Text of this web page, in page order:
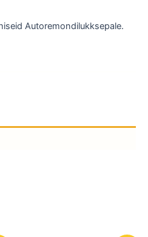
Autoremondilukksepale.